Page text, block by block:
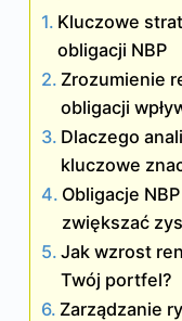
Kluczowe
obligacji NBP
Zrozumienie
obligacji
Dlaczego
kluczowe
Obligacje
zwiększać
Jak wzrost
Twój portfel?
Zarządzanie